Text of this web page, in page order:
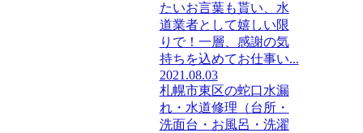
たいお言葉も貰い、水
道業者として嬉しい限
りで！一層、感謝の気
持ちを込めてお仕事い...
2021.08.03
札幌市東区の蛇口水漏
れ・水道修理（台所・
洗面台・お風呂・洗濯